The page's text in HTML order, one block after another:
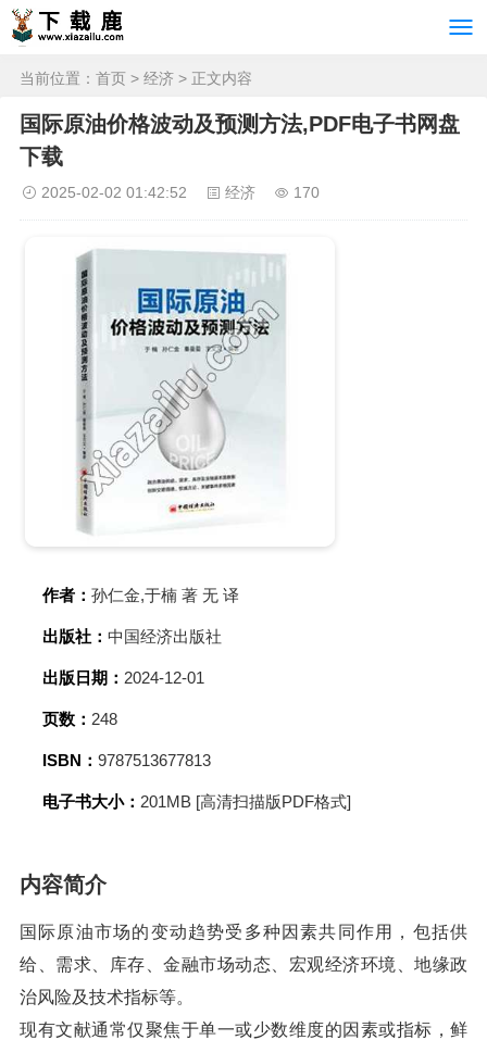
当前位置： 首页 > 经济 > 正文内容
国际原油价格波动及预测方法,PDF电子书网盘
下载
2025-02-02 01:42:52 经济 170
作者： 孙仁金,于楠 著 无 译
出版社： 中国经济出版社
出版日期： 2024-12-01
页数： 248
ISBN： 9787513677813
电子书大小： 201MB [高清扫描版PDF格式]
内容简介
国际原油市场的变动趋势受多种因素共同作用，包括供
给、需求、库存、金融市场动态、宏观经济环境、地缘政
治风险及技术指标等。
现有文献通常仅聚焦于单一或少数维度的因素或指标，鲜